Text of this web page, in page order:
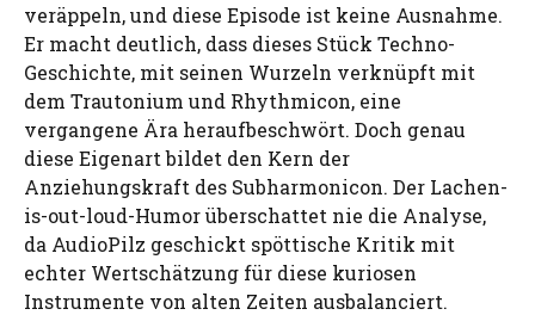
veräppeln, und diese Episode ist keine Ausnahme.
Er macht deutlich, dass dieses Stück Techno-
Geschichte, mit seinen Wurzeln verknüpft mit
dem Trautonium und Rhythmicon, eine
vergangene Ära heraufbeschwört. Doch genau
diese Eigenart bildet den Kern der
Anziehungskraft des Subharmonicon. Der Lachen-
is-out-loud-Humor überschattet nie die Analyse,
da AudioPilz geschickt spöttische Kritik mit
echter Wertschätzung für diese kuriosen
Instrumente von alten Zeiten ausbalanciert.